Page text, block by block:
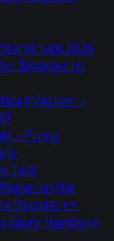
Juni 2026
Booster ist
Infection –
– Pump
Test
on the
Booster++
Glory Hardcore